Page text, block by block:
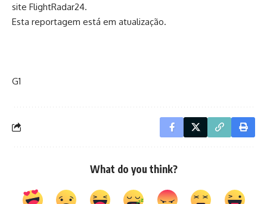
site FlightRadar24.
Esta reportagem está em atualização.
G1
What do you think?